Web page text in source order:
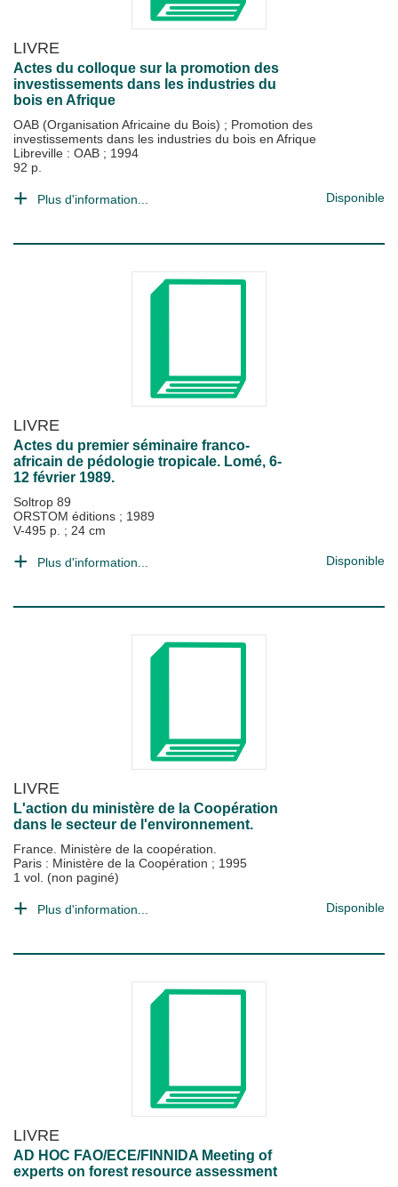
LIVRE
Actes du colloque sur la promotion des
investissements dans les industries du
bois en Afrique
OAB (Organisation Africaine du Bois) ; Promotion des
investissements dans les industries du bois en Afrique
Libreville : OAB ; 1994
92 p.
Plus d'information... Disponible
LIVRE
Actes du premier séminaire franco-
africain de pédologie tropicale. Lomé, 6-
12 février 1989.
Soltrop 89
ORSTOM éditions ; 1989
V-495 p. ; 24 cm
Plus d'information... Disponible
LIVRE
L'action du ministère de la Coopération
dans le secteur de l'environnement.
France. Ministère de la coopération.
Paris : Ministère de la Coopération ; 1995
1 vol. (non paginé)
Plus d'information... Disponible
LIVRE
AD HOC FAO/ECE/FINNIDA Meeting of
experts on forest resource assessment